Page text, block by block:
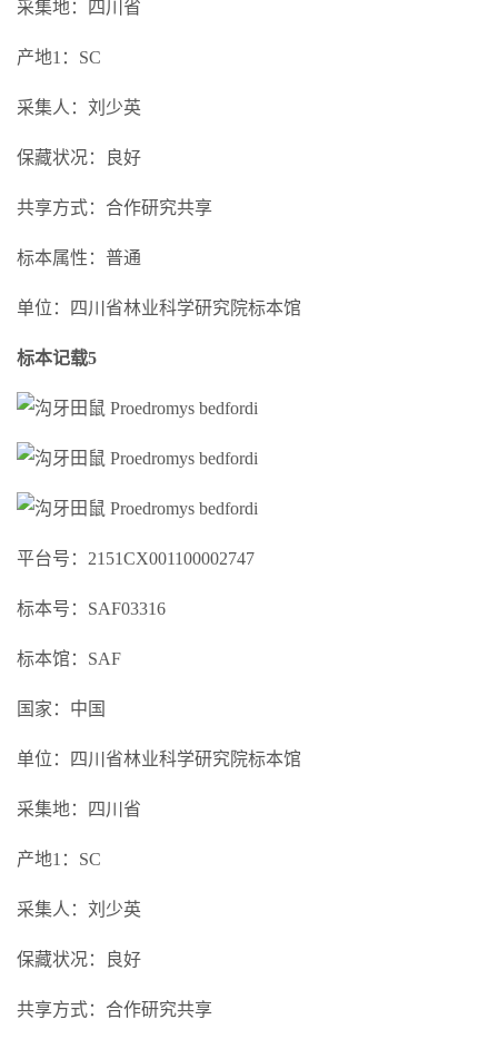
采集地：四川省
产地1：SC
采集人：刘少英
保藏状况：良好
共享方式：合作研究共享
标本属性：普通
单位：四川省林业科学研究院标本馆
标本记载5
平台号：2151CX001100002747
标本号：SAF03316
标本馆：SAF
国家：中国
单位：四川省林业科学研究院标本馆
采集地：四川省
产地1：SC
采集人：刘少英
保藏状况：良好
共享方式：合作研究共享